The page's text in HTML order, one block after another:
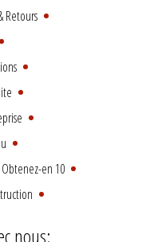
Retours
en 10
nous: